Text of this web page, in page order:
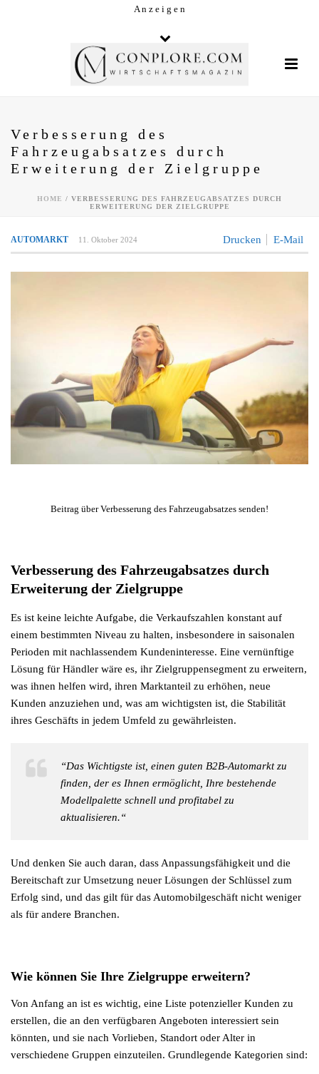
A n z e i g e n
Verbesserung des
Fahrzeugabsatzes durch
Erweiterung der Zielgruppe
HOME / VERBESSERUNG DES FAHRZEUGABSATZES DURCH
ERWEITERUNG DER ZIELGRUPPE
Drucken E-Mail
AUTOMARKT 11. Oktober 2024
Beitrag über Verbesserung des Fahrzeugabsatzes senden!
Verbesserung des Fahrzeugabsatzes durch
Erweiterung der Zielgruppe
Es ist keine leichte Aufgabe, die Verkaufszahlen konstant auf
einem bestimmten Niveau zu halten, insbesondere in saisonalen
Perioden mit nachlassendem Kundeninteresse. Eine vernünftige
Lösung für Händler wäre es, ihr Zielgruppensegment zu erweitern,
was ihnen helfen wird, ihren Marktanteil zu erhöhen, neue
Kunden anzuziehen und, was am wichtigsten ist, die Stabilität
ihres Geschäfts in jedem Umfeld zu gewährleisten.
“Das Wichtigste ist, einen guten B2B-Automarkt zu
finden, der es Ihnen ermöglicht, Ihre bestehende
Modellpalette schnell und profitabel zu
aktualisieren.“
Und denken Sie auch daran, dass Anpassungsfähigkeit und die
Bereitschaft zur Umsetzung neuer Lösungen der Schlüssel zum
Erfolg sind, und das gilt für das Automobilgeschäft nicht weniger
als für andere Branchen.
Wie können Sie Ihre Zielgruppe erweitern?
Von Anfang an ist es wichtig, eine Liste potenzieller Kunden zu
erstellen, die an den verfügbaren Angeboten interessiert sein
könnten, und sie nach Vorlieben, Standort oder Alter in
verschiedene Gruppen einzuteilen. Grundlegende Kategorien sind: